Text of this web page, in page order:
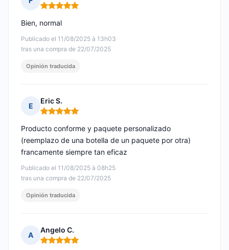
Nota: 5 de 5
Publicado el 11/08/2025 à 13h03
tras una compra de 22/07/2025
Bien, normal
Opinión traducida
E
Eric S.
Nota: 5 de 5
Publicado el 11/08/2025 à 08h25
tras una compra de 22/07/2025
Producto conforme y paquete personalizado
(reemplazo de una botella de un paquete por otra)
francamente siempre tan eficaz
Opinión traducida
A
Angelo C.
Nota: 5 de 5